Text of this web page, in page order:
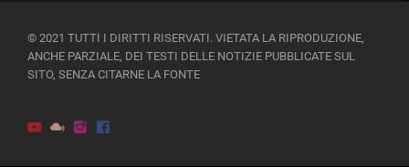
© 2021 TUTTI I DIRITTI RISERVATI. VIETATA LA RIPRODUZIONE,
ANCHE PARZIALE, DEI TESTI DELLE NOTIZIE PUBBLICATE SUL
SITO, SENZA CITARNE LA FONTE